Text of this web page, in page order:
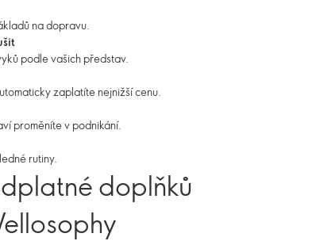
na dopravu.
podle vašich představ.
zaplatíte nejnižší cenu.
proměníte v podnikání.
rutiny.
doplňků